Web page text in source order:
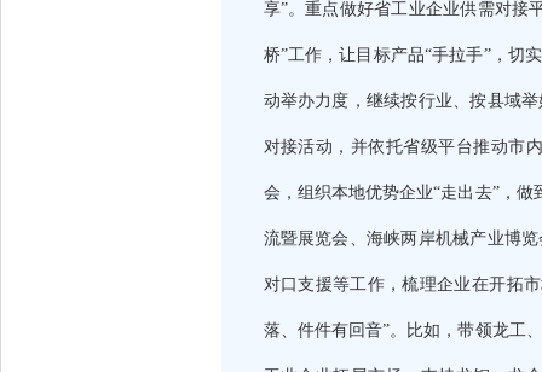
享”。重点做好省工业企业供需对接
桥”工作，让目标产品“手拉手”，切
动举办力度，继续按行业、按县域
对接活动，并依托省级平台推动市
会，组织本地优势企业“走出去”，
流暨展览会、海峡两岸机械产业博
对口支援等工作，梳理企业在开拓
落、件件有回音”。比如，带领龙工